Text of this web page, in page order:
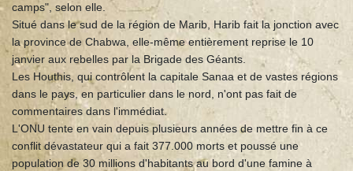
camps", selon elle.
Situé dans le sud de la région de Marib, Harib fait la jonction avec
la province de Chabwa, elle-même entièrement reprise le 10
janvier aux rebelles par la Brigade des Géants.
Les Houthis, qui contrôlent la capitale Sanaa et de vastes régions
dans le pays, en particulier dans le nord, n'ont pas fait de
commentaires dans l'immédiat.
L'ONU tente en vain depuis plusieurs années de mettre fin à ce
conflit dévastateur qui a fait 377.000 morts et poussé une
population de 30 millions d'habitants au bord d'une famine à